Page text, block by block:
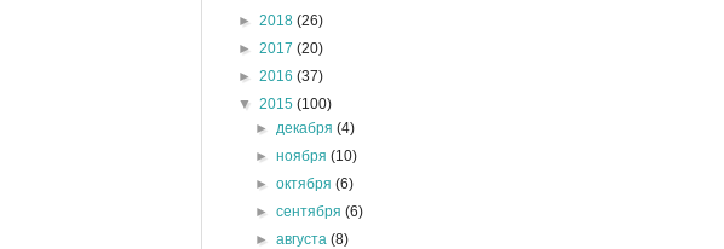
► 2018 (26)
► 2017 (20)
► 2016 (37)
▼ 2015 (100)
►декабря(4)
►ноября(10)
►октября(6)
►сентября(6)
►августа(8)